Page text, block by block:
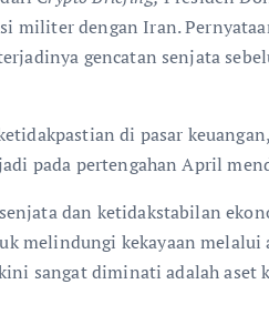
militer dengan Iran.
gencatan senjata
di pasar
pada pertengahan April
dan ketidakstabilan
melindungi kekayaan
sangat diminati adalah